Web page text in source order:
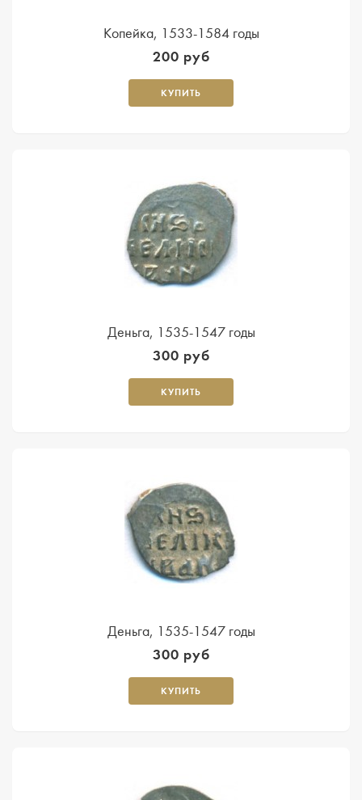
Копейка, 1533-1584 годы
200 руб
КУПИТЬ
Деньга, 1535-1547 годы
300 руб
КУПИТЬ
Деньга, 1535-1547 годы
300 руб
КУПИТЬ